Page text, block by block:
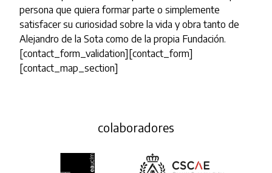
persona que quiera formar parte o simplemente
satisfacer su curiosidad sobre la vida y obra tanto de
Alejandro de la Sota como de la propia Fundación.
[contact_form_validation][contact_form]
[contact_map_section]
colaboradores